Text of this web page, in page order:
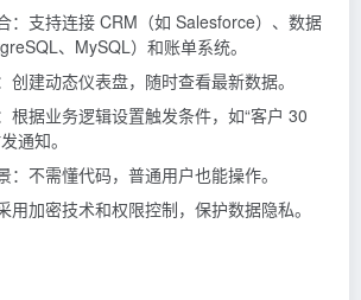
：支持连接 CRM（如 Salesforce）、数据
、MySQL）和账单系统。
创建动态仪表盘，随时查看最新数据。
根据业务逻辑设置触发条件，如“客户 30
通知。
：不需懂代码，普通用户也能操作。
用加密技术和权限控制，保护数据隐私。